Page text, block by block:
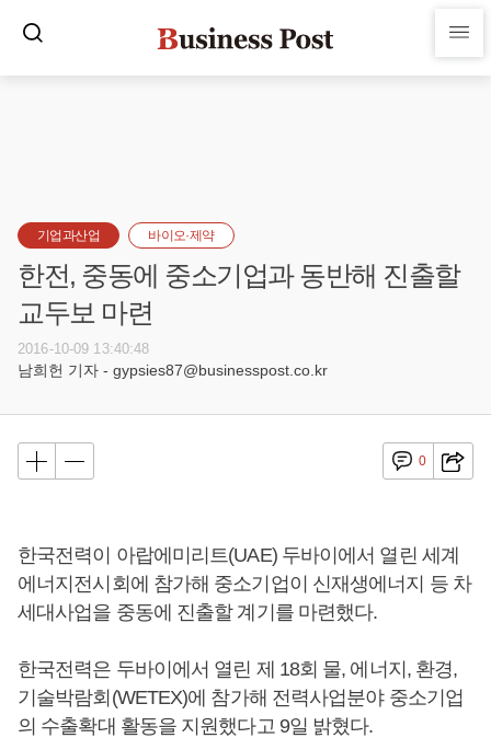
기업과산업 바이오·제약
한전, 중동에 중소기업과 동반해 진출할
교두보 마련
2016-10-09 13:40:48
남희헌 기자 - gypsies87@businesspost.co.kr
0
한국전력이 아랍에미리트(UAE) 두바이에서 열린 세계
에너지전시회에 참가해 중소기업이 신재생에너지 등 차
세대사업을 중동에 진출할 계기를 마련했다.
한국전력은 두바이에서 열린 제 18회 물, 에너지, 환경,
기술박람회(WETEX)에 참가해 전력사업분야 중소기업
의 수출확대 활동을 지원했다고 9일 밝혔다.